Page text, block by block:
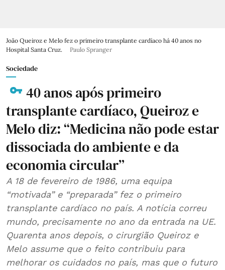
João Queiroz e Melo fez o primeiro transplante cardíaco há 40 anos no
Hospital Santa Cruz.
Paulo Spranger
Sociedade
40 anos após primeiro
transplante cardíaco, Queiroz e
Melo diz: “Medicina não pode estar
dissociada do ambiente e da
economia circular”
A 18 de fevereiro de 1986, uma equipa
“motivada” e “preparada” fez o primeiro
transplante cardíaco no país. A notícia correu
mundo, precisamente no ano da entrada na UE.
Quarenta anos depois, o cirurgião Queiroz e
Melo assume que o feito contribuiu para
melhorar os cuidados no país, mas que o futuro